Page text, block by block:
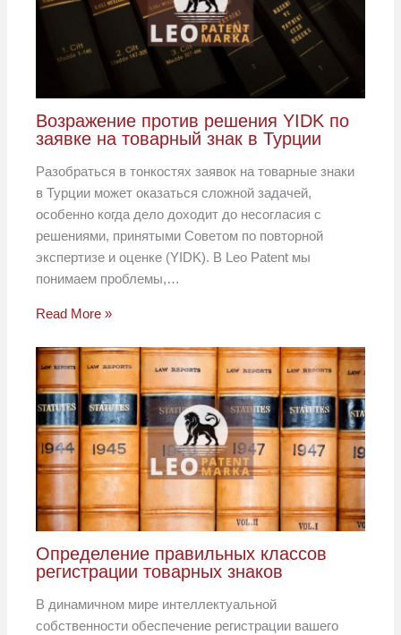
Возражение против решения YIDK по
заявке на товарный знак в Турции
Разобраться в тонкостях заявок на товарные знаки
в Турции может оказаться сложной задачей,
особенно когда дело доходит до несогласия с
решениями, принятыми Советом по повторной
экспертизе и оценке (YIDK). В Leo Patent мы
понимаем проблемы,…
Read More »
Определение правильных классов
регистрации товарных знаков
В динамичном мире интеллектуальной
собственности обеспечение регистрации вашего